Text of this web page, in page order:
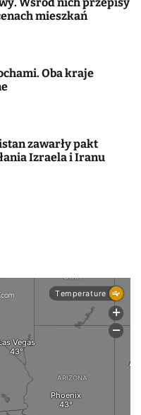
mieszkań
Oba kraje
zawarły pakt
Izraela i Iranu